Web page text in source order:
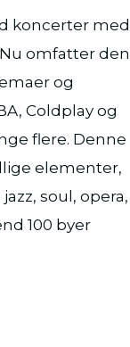
koncerter med
omfatter den
og
Coldplay og
flere. Denne
elementer,
soul, opera,
100 byer